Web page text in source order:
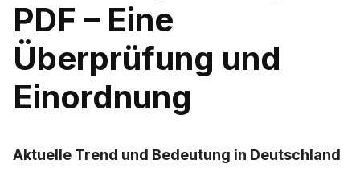
PDF – Eine
Überprüfung und
Einordnung
Aktuelle Trend und Bedeutung in Deutschland